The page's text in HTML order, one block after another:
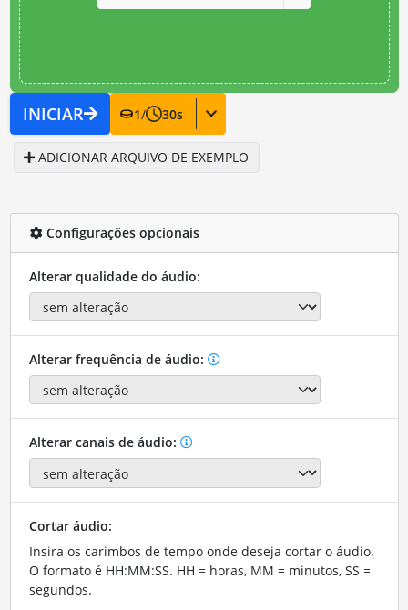
INICIAR 1/ 30s
ADICIONAR ARQUIVO DE EXEMPLO
Configurações opcionais
Alterar qualidade do áudio:
Alterar frequência de áudio:
Alterar canais de áudio:
Cortar áudio:
Insira os carimbos de tempo onde deseja cortar o áudio.
O formato é HH:MM:SS. HH = horas, MM = minutos, SS =
segundos.